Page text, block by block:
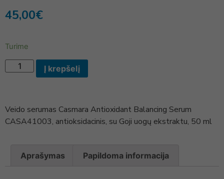
45,00€
Turime
Į krepšelį
Veido serumas Casmara Antioxidant Balancing Serum
CASA41003, antioksidacinis, su Goji uogų ekstraktu, 50 ml
Aprašymas Papildoma informacija